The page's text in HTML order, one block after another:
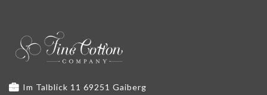
Im Talblick 11 69251 Gaiberg